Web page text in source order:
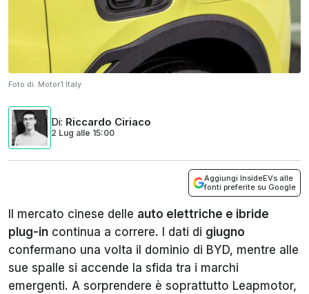
Foto di: Motor1 Italy
Di: Riccardo Ciriaco
2 Lug alle 15:00
Aggiungi InsideEVs alle
fonti preferite su Google
Il mercato cinese delle auto elettriche e ibride
plug-in continua a correre. I dati di giugno
confermano una volta il dominio di BYD, mentre alle
sue spalle si accende la sfida tra i marchi
emergenti. A sorprendere è soprattutto Leapmotor,